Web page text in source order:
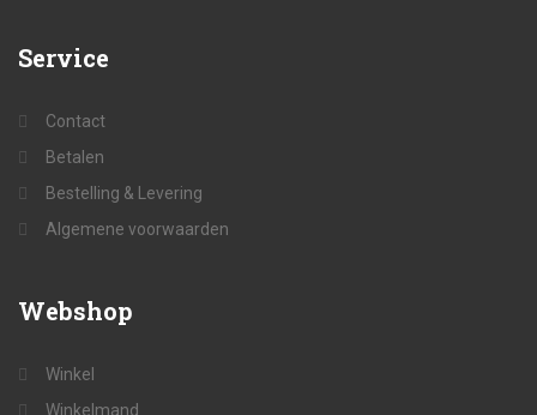
Service
Contact
Betalen
Bestelling & Levering
Algemene voorwaarden
Webshop
Winkel
Winkelmand